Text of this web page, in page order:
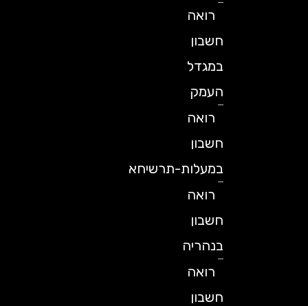
רואה
חשבון
במגדל
העמק
רואה
חשבון
במעלות-תרשיחא
רואה
חשבון
בנהריה
רואה
חשבון